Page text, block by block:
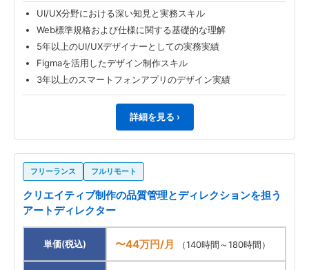
UI/UX分野における深い知見と実務スキル
Web標準規格および仕様に関する基礎的な理解
5年以上のUI/UXデザイナーとしての実務実績
Figmaを活用したデザイン制作スキル
3年以上のスマートフォンアプリのデザイン実績
詳細を見る ›
フリーランス フルリモート
クリエイティブ制作の品質管理とディレクションを担う
アートディレクター
単価(税込) 〜44万円/月 （140時間～180時間）